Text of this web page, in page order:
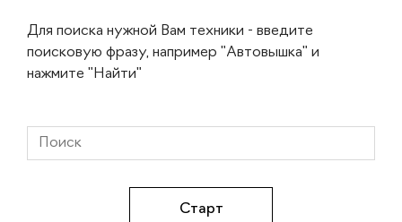
Для поиска нужной Вам техники - введите
поисковую фразу, например "Автовышка" и
нажмите "Найти"